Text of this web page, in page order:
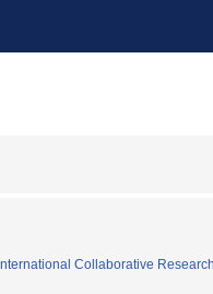
Collaborative